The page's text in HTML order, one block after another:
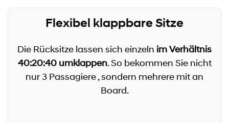
Flexibel klappbare Sitze
Die Rücksitze lassen sich einzeln im Verhältnis
40:20:40 umklappen. So bekommen Sie nicht
nur 3 Passagiere , sondern mehrere mit an
Board.